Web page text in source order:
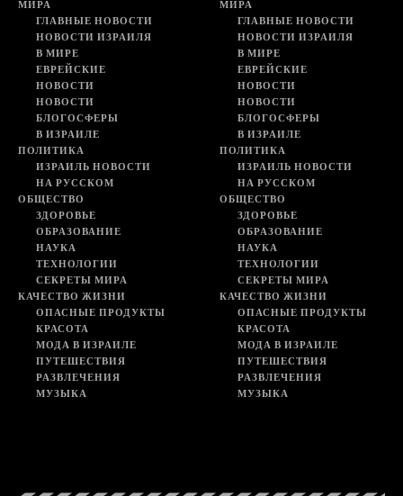
МИРА
ГЛАВНЫЕ НОВОСТИ
НОВОСТИ ИЗРАИЛЯ
В МИРЕ
ЕВРЕЙСКИЕ
НОВОСТИ
НОВОСТИ
БЛОГОСФЕРЫ
В ИЗРАИЛЕ
ПОЛИТИКА
ИЗРАИЛЬ НОВОСТИ
НА РУССКОМ
ОБЩЕСТВО
ЗДОРОВЬЕ
ОБРАЗОВАНИЕ
НАУКА
ТЕХНОЛОГИИ
СЕКРЕТЫ МИРА
КАЧЕСТВО ЖИЗНИ
ОПАСНЫЕ ПРОДУКТЫ
КРАСОТА
МОДА В ИЗРАИЛЕ
ПУТЕШЕСТВИЯ
РАЗВЛЕЧЕНИЯ
МУЗЫКА
МИРА
ГЛАВНЫЕ НОВОСТИ
НОВОСТИ ИЗРАИЛЯ
В МИРЕ
ЕВРЕЙСКИЕ
НОВОСТИ
НОВОСТИ
БЛОГОСФЕРЫ
В ИЗРАИЛЕ
ПОЛИТИКА
ИЗРАИЛЬ НОВОСТИ
НА РУССКОМ
ОБЩЕСТВО
ЗДОРОВЬЕ
ОБРАЗОВАНИЕ
НАУКА
ТЕХНОЛОГИИ
СЕКРЕТЫ МИРА
КАЧЕСТВО ЖИЗНИ
ОПАСНЫЕ ПРОДУКТЫ
КРАСОТА
МОДА В ИЗРАИЛЕ
ПУТЕШЕСТВИЯ
РАЗВЛЕЧЕНИЯ
МУЗЫКА